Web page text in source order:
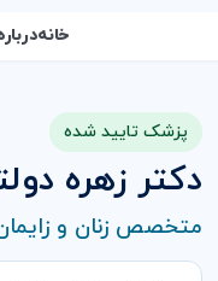
خانه
پزشک تایید شده
دکتر زهره
متخصص زنان و